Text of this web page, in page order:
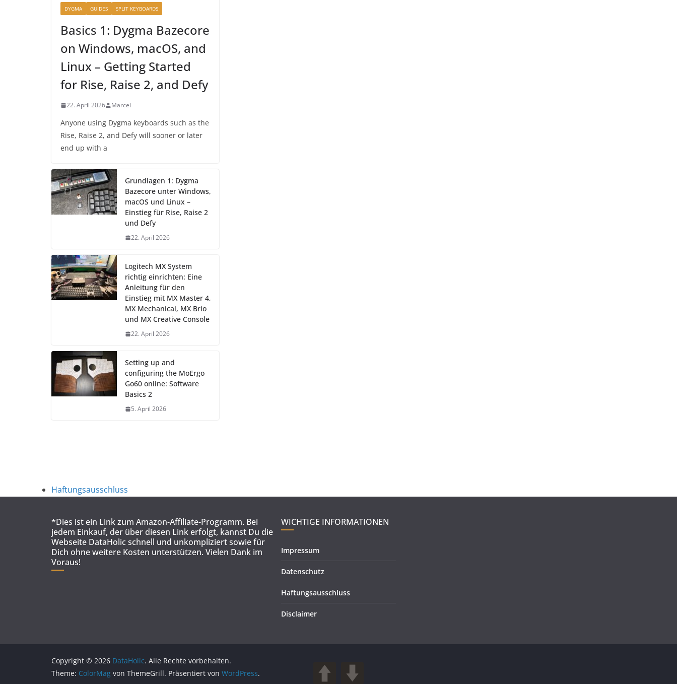
DYGMA GUIDES SPLIT KEYBOARDS
Basics 1: Dygma Bazecore
on Windows, macOS, and
Linux – Getting Started
for Rise, Raise 2, and Defy
22. April 2026 Marcel
Anyone using Dygma keyboards such as the
Rise, Raise 2, and Defy will sooner or later
end up with a
Grundlagen 1: Dygma
Bazecore unter Windows,
macOS und Linux –
Einstieg für Rise, Raise 2
und Defy
22. April 2026
Logitech MX System
richtig einrichten: Eine
Anleitung für den
Einstieg mit MX Master 4,
MX Mechanical, MX Brio
und MX Creative Console
22. April 2026
Setting up and
configuring the MoErgo
Go60 online: Software
Basics 2
5. April 2026
Haftungsausschluss
*Dies ist ein Link zum Amazon-Affiliate-Programm. Bei
jedem Einkauf, der über diesen Link erfolgt, kannst Du die
Webseite DataHolic schnell und unkompliziert sowie für
Dich ohne weitere Kosten unterstützen. Vielen Dank im
Voraus!
WICHTIGE INFORMATIONEN
Impressum
Datenschutz
Haftungsausschluss
Disclaimer
Copyright © 2026 DataHolic. Alle Rechte vorbehalten.
Theme: ColorMag von ThemeGrill. Präsentiert von WordPress.